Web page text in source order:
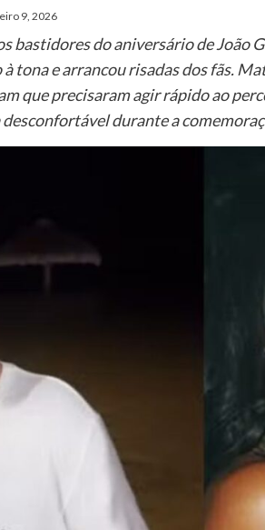
9, 2026
bastidores do aniversário de João
à tona e arrancou risadas dos fãs.
que precisaram agir rápido ao
durante a